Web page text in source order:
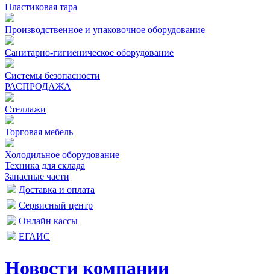
Пластиковая тара
Производственное и упаковочное оборудование
Санитарно-гигиеническое оборудование
Системы безопасности
РАСПРОДАЖА
Стеллажи
Торговая мебель
Холодильное оборудование
Техника для склада
Запасные части
Доставка и оплата
Сервисный центр
Онлайн кассы
ЕГАИС
Новости компании